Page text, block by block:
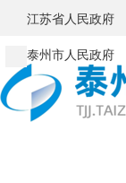
江苏省人民政府
泰州市人民政府